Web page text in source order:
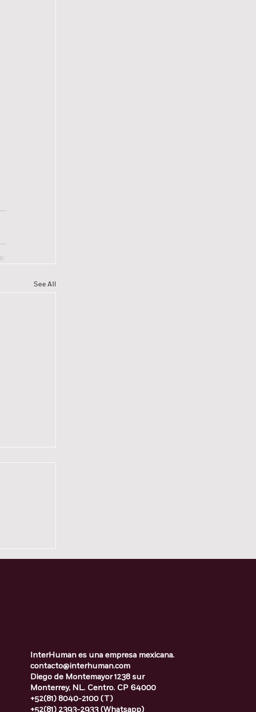
See All
InterHuman es una empresa mexicana.
contacto@interhuman.com
Diego de Montemayor 1238 sur
Monterrey, NL. Centro. CP 64000
+52(81) 8040-2100 (T)
+52(81) 2393-2933 (Whatsapp)